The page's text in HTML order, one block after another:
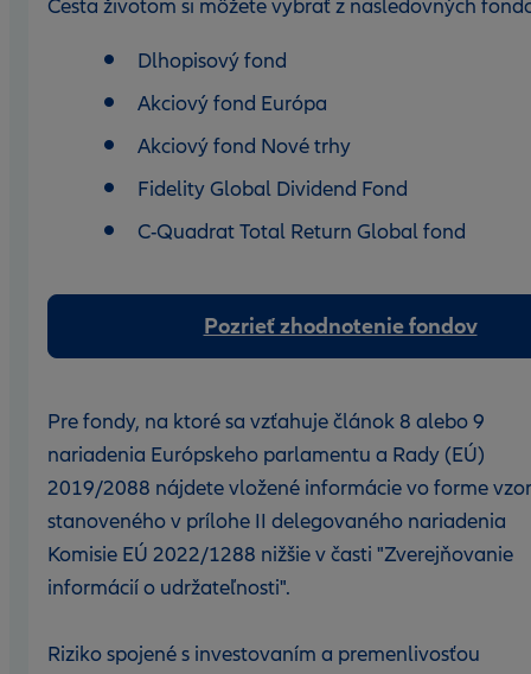
Cesta životom si môžete vybrať z nasledovných
Dlhopisový fond
Akciový fond Európa
Akciový fond Nové trhy
Fidelity Global Dividend Fond
C-Quadrat Total Return Global fond
Pozrieť zhodnotenie fondov
Pre fondy, na ktoré sa vzťahuje článok 8 alebo 9
nariadenia Európskeho parlamentu a Rady (EÚ)
2019/2088 nájdete vložené informácie vo forme
stanoveného v prílohe II delegovaného nariadenia
Komisie EÚ 2022/1288 nižšie v časti "Zverejňovanie
informácií o udržateľnosti".
Riziko spojené s investovaním a premenlivosťou